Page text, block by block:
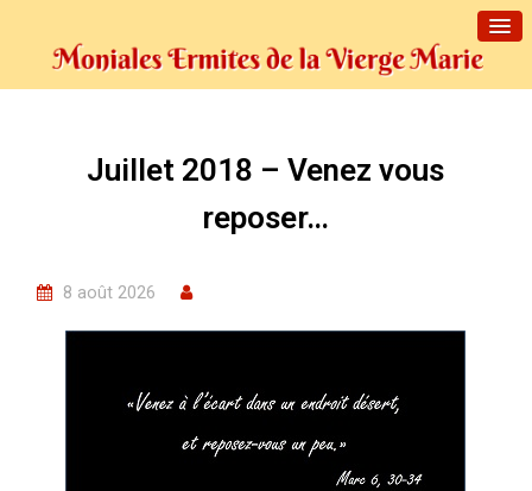
Juillet 2018 – Venez vous
reposer…
8 août 2026